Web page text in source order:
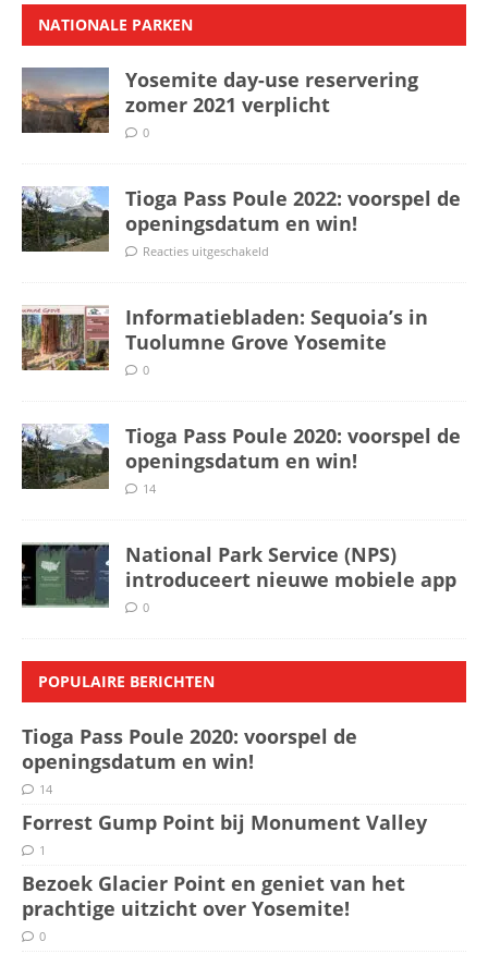
NATIONALE PARKEN
Yosemite day-use reservering
zomer 2021 verplicht
0
Tioga Pass Poule 2022: voorspel de
openingsdatum en win!
Reacties uitgeschakeld
Informatiebladen: Sequoia’s in
Tuolumne Grove Yosemite
0
Tioga Pass Poule 2020: voorspel de
openingsdatum en win!
14
National Park Service (NPS)
introduceert nieuwe mobiele app
0
POPULAIRE BERICHTEN
Tioga Pass Poule 2020: voorspel de
openingsdatum en win!
14
Forrest Gump Point bij Monument Valley
1
Bezoek Glacier Point en geniet van het
prachtige uitzicht over Yosemite!
0